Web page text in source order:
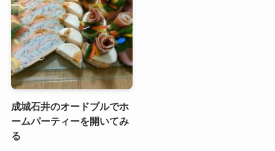
成城石井のオードブルでホ
ームパーティーを開いてみ
る